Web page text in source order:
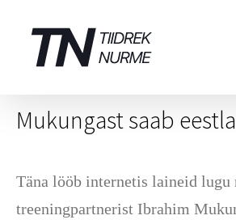
content
Mukungast saab
Täna lööb internetis laineid lugu
treeningpartnerist Ibrahim